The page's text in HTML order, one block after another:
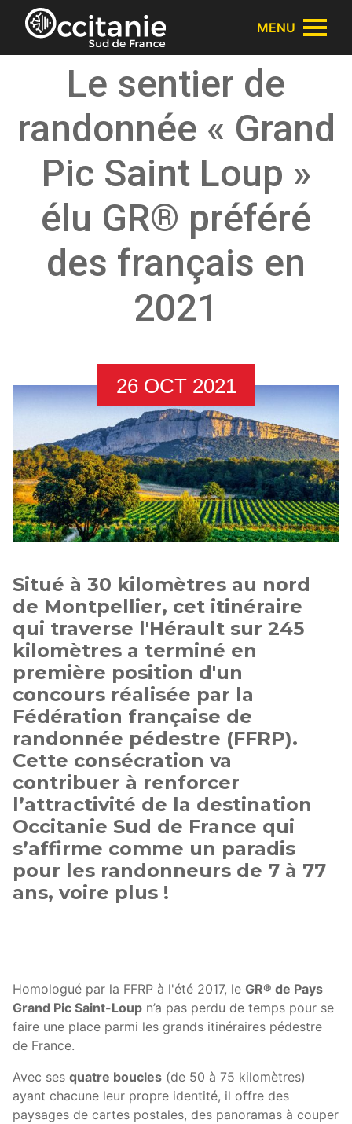
Panneau de gestion des cookies
MENU
Le sentier de
randonnée « Grand
Pic Saint Loup »
élu GR® préféré
des français en
2021
26 OCT 2021
Situé à 30 kilomètres au nord
de Montpellier, cet itinéraire
qui traverse l'Hérault sur 245
kilomètres a terminé en
première position d'un
concours réalisée par la
Fédération française de
randonnée pédestre (FFRP).
Cette consécration va
contribuer à renforcer
l’attractivité de la destination
Occitanie Sud de France qui
s’affirme comme un paradis
pour les randonneurs de 7 à 77
ans, voire plus !
Homologué par la FFRP à l'été 2017, le GR® de Pays
Grand Pic Saint-Loup n’a pas perdu de temps pour se
faire une place parmi les grands itinéraires pédestre
de France.
Avec ses quatre boucles (de 50 à 75 kilomètres)
ayant chacune leur propre identité, il offre des
paysages de cartes postales, des panoramas à couper